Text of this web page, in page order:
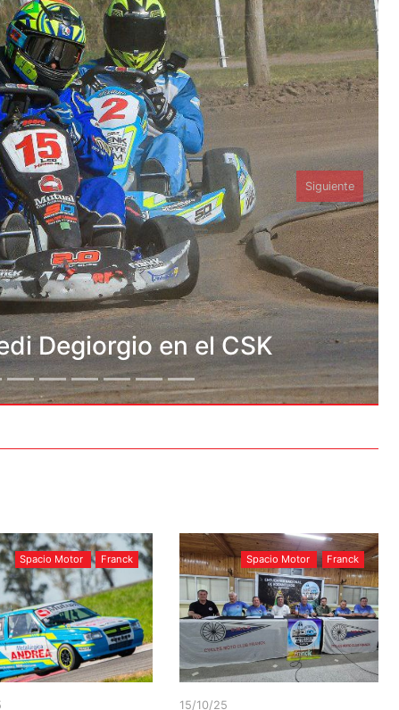
en el CSK
Siguiente
Spacio Motor Franck Spacio Motor Franck
15/10/25